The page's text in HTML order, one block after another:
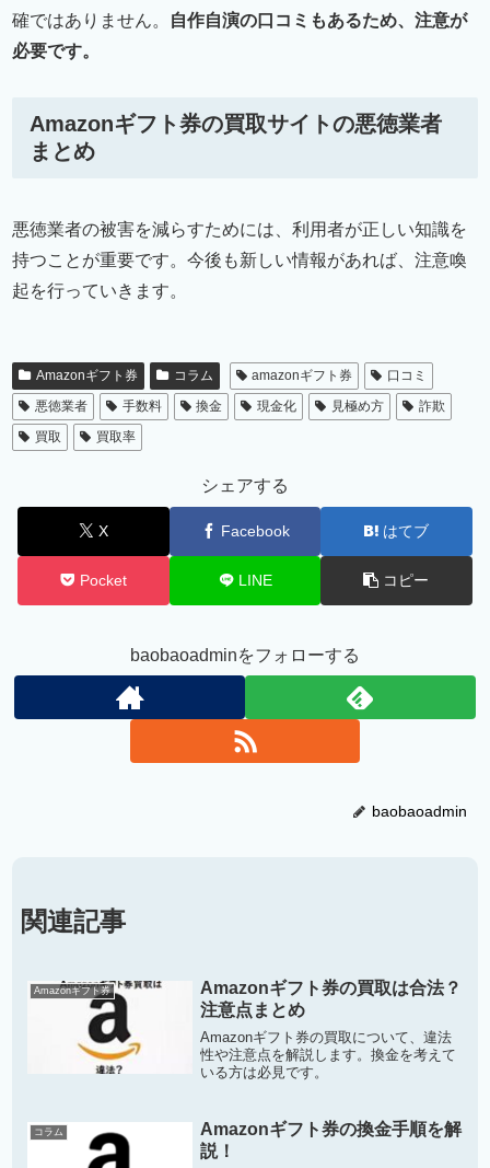
確ではありません。
自作自演の口コミもあるため、注意が
必要です。
Amazonギフト券の買取サイトの悪徳業者
まとめ
悪徳業者の被害を減らすためには、利用者が正しい知識を
持つことが重要です。今後も新しい情報があれば、注意喚
起を行っていきます。
Amazonギフト券 コラム amazonギフト券
口コミ
悪徳業者
手数料 換金 現金化 見極め方
詐欺
買取
買取率
シェアする
X Facebook はてブ
Pocket LINE コピー
baobaoadminをフォローする
baobaoadmin
関連記事
Amazonギフト券
Amazonギフト券の買取は合法？
注意点まとめ
Amazonギフト券の買取について、違法
性や注意点を解説します。換金を考えて
いる方は必見です。
コラム
Amazonギフト券の換金手順を解
説！